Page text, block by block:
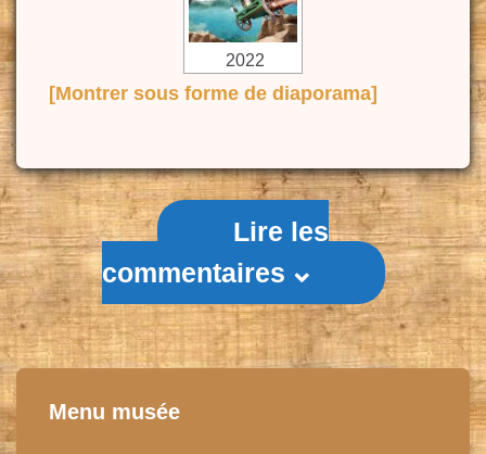
2022
[Montrer sous forme de diaporama]
Lire les
commentaires
Menu musée